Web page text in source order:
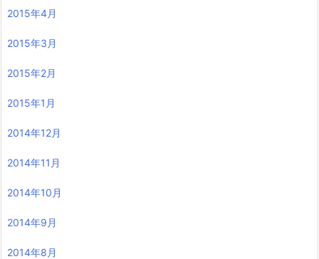
2015年4月
2015年3月
2015年2月
2015年1月
2014年12月
2014年11月
2014年10月
2014年9月
2014年8月